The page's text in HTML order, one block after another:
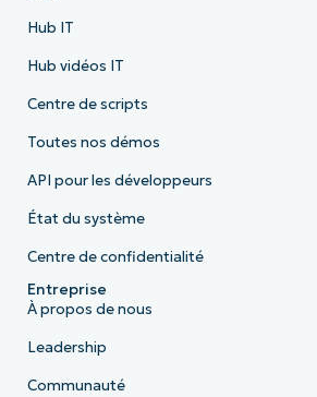
Hub IT
Hub vidéos IT
Centre de scripts
Toutes nos démos
API pour les développeurs
État du système
Centre de confidentialité
Entreprise
À propos de nous
Leadership
Communauté